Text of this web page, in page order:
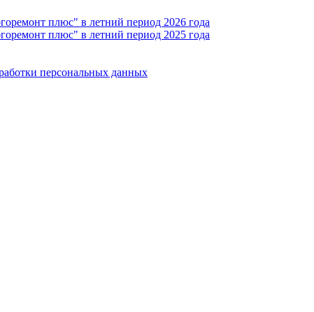
плюс" в летний период 2026 года
плюс" в летний период 2025 года
персональных данных